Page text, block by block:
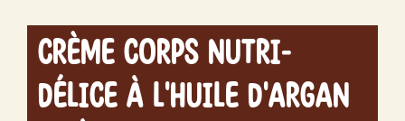
Crème Corps Nutri-
Délice à l'Huile d'Argan